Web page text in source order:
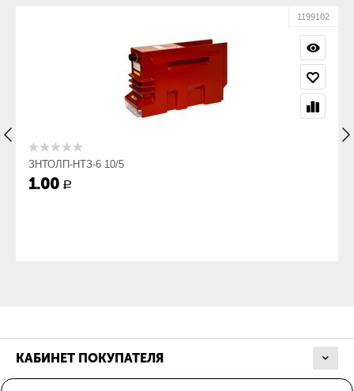
1199102
ЗНТОЛП-НТЗ-6 10/5
1.00 Р
КАБИНЕТ ПОКУПАТЕЛЯ